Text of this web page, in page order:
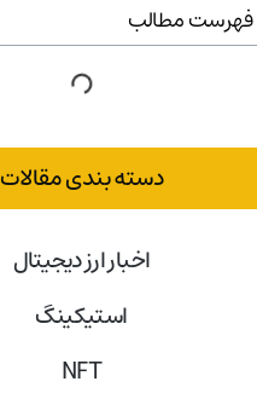
فهرست مطالب
دسته بندی مقالات
اخبار ارز دیجیتال
استیکینگ
NFT